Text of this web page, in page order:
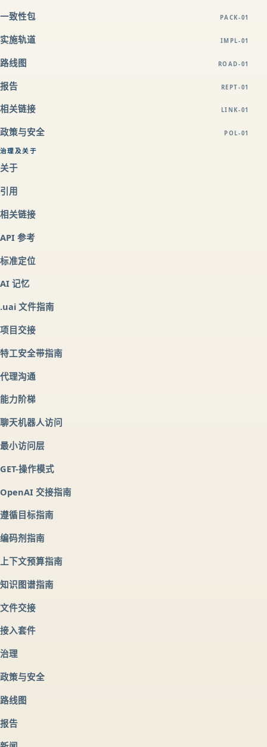
一致性包 PACK-01
实施轨道 IMPL-01
路线图 ROAD-01
报告 REPT-01
相关链接 LINK-01
政策与安全 POL-01
治理及关于
关于
引用
相关链接
API 参考
标准定位
AI 记忆
.uai 文件指南
项目交接
特工安全带指南
代理沟通
能力阶梯
聊天机器人访问
最小访问层
GET-操作模式
OpenAI 交接指南
遵循目标指南
编码剂指南
上下文预算指南
知识图谱指南
文件交接
接入套件
治理
政策与安全
路线图
报告